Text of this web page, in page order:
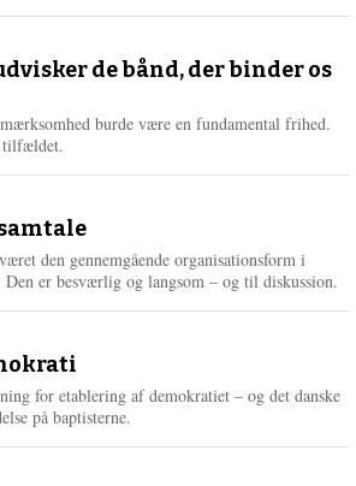
de bånd, der binder os
burde være en fundamental frihed.
tilfældet.
den gennemgående organisationsform i
Den er besværlig og langsom – og til diskussion.
for etablering af demokratiet – og det danske
på baptisterne.